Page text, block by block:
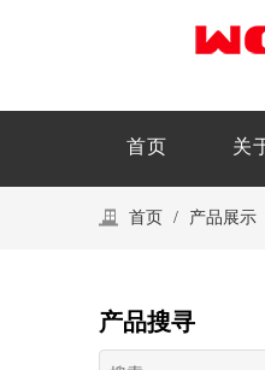
首页 关
首页 / 产品展示
产品搜寻